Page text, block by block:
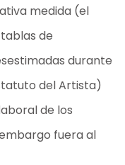
medida (el
de
durante
del Artista)
de los
fuera al